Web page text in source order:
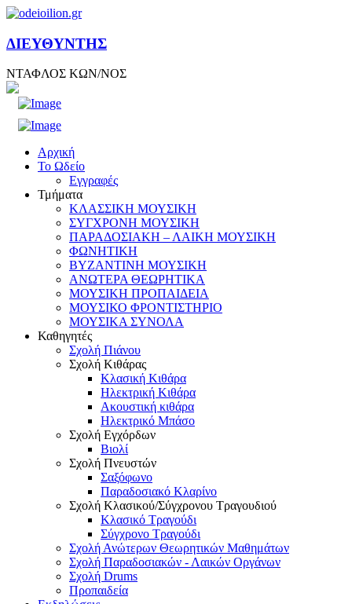
ΔΙΕΥΘΥΝΤΗΣ
ΝΤΑΦΛΟΣ ΚΩΝ/ΝΟΣ
Αρχική
Το Ωδείο
Εγγραφές
Τμήματα
ΚΛΑΣΣΙΚΗ ΜΟΥΣΙΚΗ
ΣΥΓΧΡΟΝΗ ΜΟΥΣΙΚΗ
ΠΑΡΑΔΟΣΙΑΚΗ – ΛΑΙΚΗ ΜΟΥΣΙΚΗ
ΦΩΝΗΤΙΚΗ
ΒΥΖΑΝΤΙΝΗ ΜΟΥΣΙΚΗ
ΑΝΩΤΕΡΑ ΘΕΩΡΗΤΙΚΑ
ΜΟΥΣΙΚΗ ΠΡΟΠΑΙΔΕΙΑ
ΜΟΥΣΙΚΟ ΦΡΟΝΤΙΣΤΗΡΙΟ
ΜΟΥΣΙΚΑ ΣΥΝΟΛΑ
Καθηγητές
Σχολή Πιάνου
Σχολή Κιθάρας
Κλασική Κιθάρα
Ηλεκτρική Κιθάρα
Ακουστική κιθάρα
Ηλεκτρικό Μπάσο
Σχολή Εγχόρδων
Βιολί
Σχολή Πνευστών
Σαξόφωνο
Παραδοσιακό Κλαρίνο
Σχολή Κλασικού/Σύγχρονου Τραγουδιού
Κλασικό Τραγούδι
Σύγχρονο Τραγούδι
Σχολή Ανώτερων Θεωρητικών Μαθημάτων
Σχολή Παραδοσιακών - Λαικών Οργάνων
Σχολή Drums
Προπαιδεία